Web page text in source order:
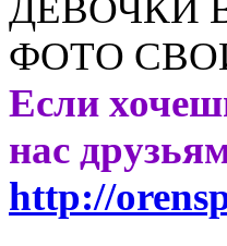
ФОТО
Если
нас
http://